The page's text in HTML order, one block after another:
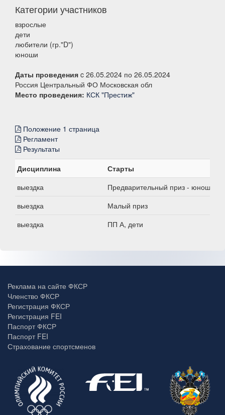
Категории участников
взрослые
дети
любители (гр."D")
юноши
Даты проведения c 26.05.2024 по 26.05.2024
Россия Центральный ФО Московская обл
Место проведения: КСК "Престиж"
Положение 1 страница
Регламент
Результаты
Дисциплина
Старты
выездка
Предварительный приз - юноши
выездка
Малый приз
выездка
ПП А, дети
Реклама на сайте ФКСР
Членство ФКСР
Регистрация ФКСР
Регистрация FEI
Паспорт ФКСР
Паспорт FEI
Страхование спортсменов